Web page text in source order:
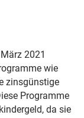
2021
wie
zinsgünstige
Programme
da sie